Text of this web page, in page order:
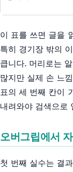
이 표를 쓰면 글을
특히 경기장 밖의
큽니다. 머리로는
많지만 실제 손 느
표의 세 번째 칸이
내려와야 검색으로
오버그립에서
첫 번째 실수는 결